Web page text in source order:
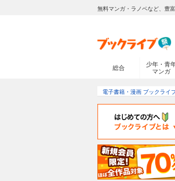
無料マンガ・ラノベなど、豊
総合
少年・青
マンガ
電子書籍・漫画 ブックライ